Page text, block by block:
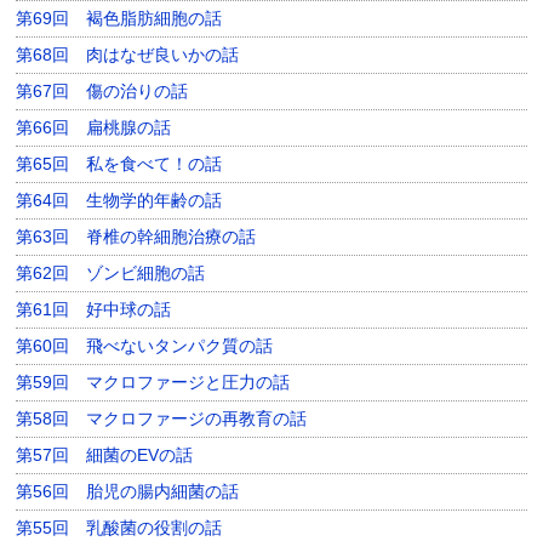
第69回 褐色脂肪細胞の話
第68回 肉はなぜ良いかの話
第67回 傷の治りの話
第66回 扁桃腺の話
第65回 私を食べて！の話
第64回 生物学的年齢の話
第63回 脊椎の幹細胞治療の話
第62回 ゾンビ細胞の話
第61回 好中球の話
第60回 飛べないタンパク質の話
第59回 マクロファージと圧力の話
第58回 マクロファージの再教育の話
第57回 細菌のEVの話
第56回 胎児の腸内細菌の話
第55回 乳酸菌の役割の話